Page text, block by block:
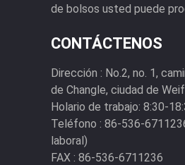
de bolsos usted puede
CONTÁCTENOS
Dirección : No.2, no. 1,
de Changle, ciudad de
Holario de trabajo: 8:30-
Teléfono : 86-536-
laboral)
FAX : 86-536-6711236